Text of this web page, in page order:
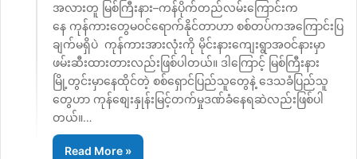
အလားတူ မြစ်ကြီးနား–ကန်ပိုက်တည်လမ်းကြောင်းက
နေ ကုန်ကားတွေမဝင်ရောက်နိုင်တာဟာ စစ်တပ်ကအကြောင်းပြ
ချက်မရှိပဲ ကုန်ကားအားလုံးကို မိုင်းနားကျေးရွာအဝင်နားမှာ
ဖမ်းဆီးထားတားလည်းဖြစ်ပါတယ်။ ဒါကြောင့် မြစ်ကြီးနား
မြို့တွင်းမှာနေထိုင်တဲ့ စစ်ရှောင်ပြည်သူတွေနဲ့ ဒေသခံပြည်သူ
တွေဟာ ကုန်စျေးနှုန်းမြင့်တက်မှုဒဏ်ခံနေရဆဲလည်းဖြစ်ပါ
တယ်။…
Read More »